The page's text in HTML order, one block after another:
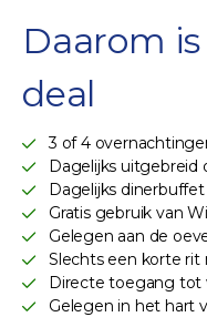
Daarom
deal
3 of 4
Dagelijks
Dagelijks dinerbuffet
Gratis gebruik van
Gelegen aan de
Slechts een korte rit
Directe toegang tot
Gelegen in het hart